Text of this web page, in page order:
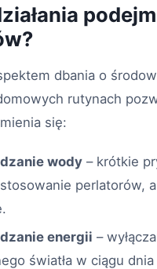
dbania o
rutynach
się:
wody – krótkie
perlatorów,
energii –
światła w ciągu